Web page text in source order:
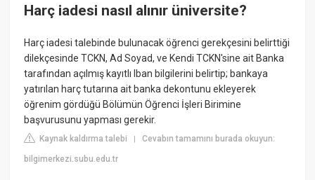
Harç iadesi nasıl alınır üniversite?
Harç iadesi talebinde bulunacak öğrenci gerekçesini belirttiği
dilekçesinde TCKN, Ad Soyad, ve Kendi TCKN'sine ait Banka
tarafından açılmış kayıtlı Iban bilgilerini belirtip; bankaya
yatırılan harç tutarına ait banka dekontunu ekleyerek
öğrenim gördüğü Bölümün Öğrenci İşleri Birimine
başvurusunu yapması gerekir.
Kaynak kaldırma talebi |Cevabın tamamını burada okuyun:
bilgimerkezi.subu.edu.tr